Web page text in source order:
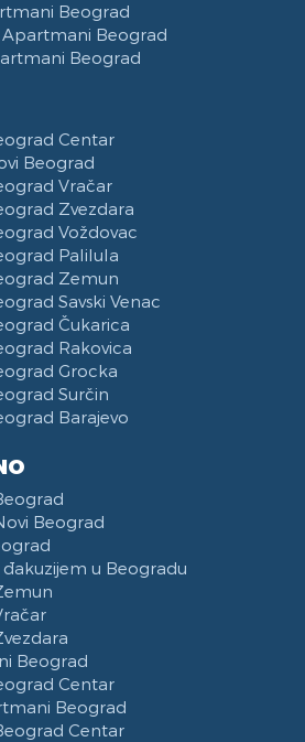
Beograd
Beograd
Beograd
Centar
Beograd
Vračar
Zvezdara
Voždovac
Palilula
Zemun
Savski Venac
Čukarica
Rakovica
Grocka
Surčin
Barajevo
Beograd
u Beogradu
Beograd
Centar
Beograd
Centar